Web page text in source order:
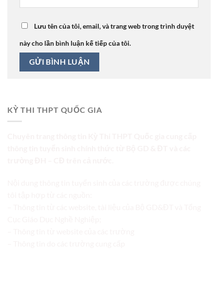
Lưu tên của tôi, email, và trang web trong trình duyệt
này cho lần bình luận kế tiếp của tôi.
KỲ THI THPT QUỐC GIA